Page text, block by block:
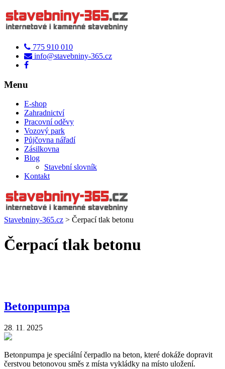
775 910 010
info@stavebniny-365.cz
Menu
E-shop
Zahradnictví
Pracovní oděvy
Vozový park
Půjčovna nářadí
Zásilkovna
Blog
Stavební slovník
Kontakt
Stavebniny-365.cz > Čerpací tlak betonu
Čerpací tlak betonu
Betonpumpa
28. 11 . 2025
Betonpumpa je speciální čerpadlo na beton, které dokáže dopravit
čerstvou betonovou směs z místa vykládky na místo uložení.